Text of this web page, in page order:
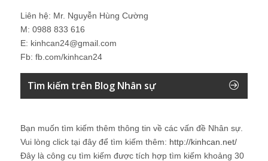
Liên hệ: Mr. Nguyễn Hùng Cường
M: 0988 833 616
E: kinhcan24@gmail.com
Fb: fb.com/kinhcan24
Tìm kiếm trên Blog Nhân sự
Bạn muốn tìm kiếm thêm thông tin về các vấn đề Nhân sự
Vui lòng click tại đây để tìm kiếm thêm: http://kinhcan.net/
Đây là công cụ tìm kiếm được tích hợp tìm kiếm khoảng 30